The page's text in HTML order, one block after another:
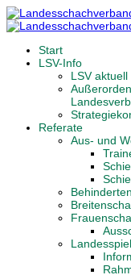
Start
LSV-Info
LSV aktuell
Referate
Aus- und